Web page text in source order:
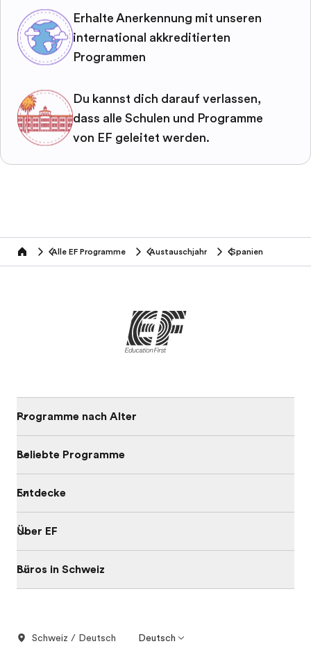
Erhalte Anerkennung mit unseren
international akkreditierten
Programmen
Du kannst dich darauf verlassen,
dass alle Schulen und Programme
von EF geleitet werden.
home Alle EF Programme Austauschjahr Spanien
Programme nach Alter
Beliebte Programme
Entdecke
Über EF
Büros in Schweiz
Schweiz / Deutsch Deutsch